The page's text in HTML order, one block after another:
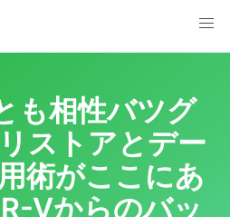
も相性バツグ
ストアとデー
術がここにあ
Vからのバッ